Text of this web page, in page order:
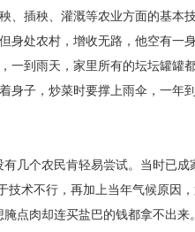
、插秧、灌溉等农业方面的基本
身处农村，增收无路，他空有一
一到 雨天，家里所有的坛坛罐罐
身子，炒菜时要撑上雨伞，一年
有几个农民肯轻易尝试。当时已成
技术不行，再加上当年气候原 因
腌点肉却连买盐巴的钱都拿不出来